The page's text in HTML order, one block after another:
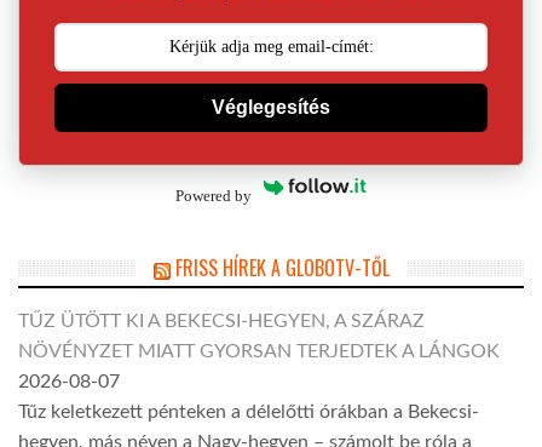
Véglegesítés
Powered by
FRISS HÍREK A GLOBOTV-TŐL
TŰZ ÜTÖTT KI A BEKECSI-HEGYEN, A SZÁRAZ
NÖVÉNYZET MIATT GYORSAN TERJEDTEK A LÁNGOK
2026-08-07
Tűz keletkezett pénteken a délelőtti órákban a Bekecsi-
hegyen, más néven a Nagy-hegyen – számolt be róla a